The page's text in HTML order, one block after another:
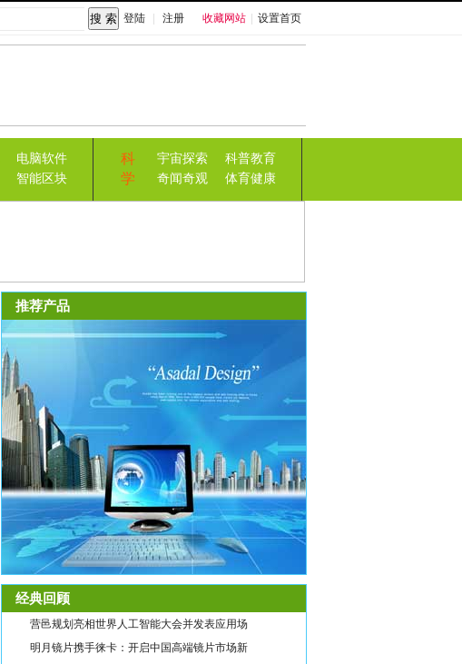
收藏网站 设置首页
登陆 注册
电脑软件
智能区块
科
学
宇宙探索
科普教育
奇闻奇观
体育健康
推荐产品
经典回顾
营邑规划亮相世界人工智能大会并发表应用场
明月镜片携手徕卡：开启中国高端镜片市场新